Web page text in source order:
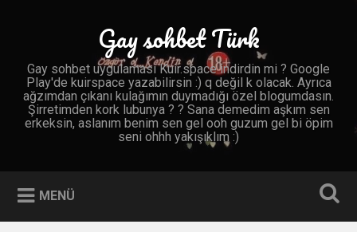
Gay sohbet Türk
Gay sohbet uygulaması Kuir.space indirdin mi ? Google
Play'de kuirspace yazabilirsin :) q değil k olacak. Ayrıca
ağzımdan çıkanı kulağımın duymadığı özel blogumdasın.
Şirretimden kork lubunya ? ? Sana demedim aşkım sen
erkeksin, aslanım benim sen gel ooh guzum gel bi öpim
seni ohhh yakışıklım :)
MENÜ